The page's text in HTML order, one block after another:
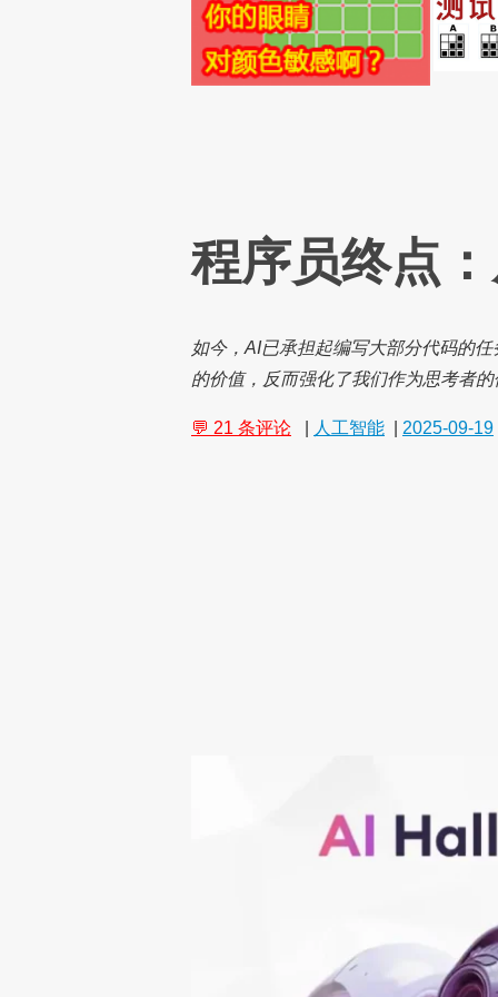
程序员终点
如今，AI已承担起编写大部分代码的
的价值，反而强化了我们作为思考者
💬 21 条评论 人工智能 2025-09-19